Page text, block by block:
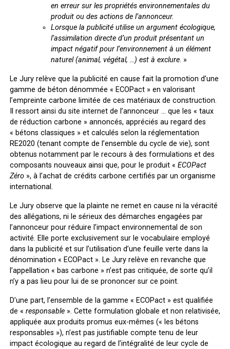
en erreur sur les propriétés environnementales du
produit ou des actions de l’annonceur.
Lorsque la publicité utilise un argument écologique,
l’assimilation directe d’un produit présentant un
impact négatif pour l’environnement à un élément
naturel (animal, végétal, …) est à exclure. »
Le Jury relève que la publicité en cause fait la promotion d’une
gamme de béton dénommée « ECOPact » en valorisant
l’empreinte carbone limitée de ces matériaux de construction.
Il ressort ainsi du site internet de l’annonceur … que les « taux
de réduction carbone » annoncés, appréciés au regard des
« bétons classiques » et calculés selon la réglementation
RE2020 (tenant compte de l’ensemble du cycle de vie), sont
obtenus notamment par le recours à des formulations et des
composants nouveaux ainsi que, pour le produit « ECOPact
Zéro», à l’achat de crédits carbone certifiés par un organisme
international.
Le Jury observe que la plainte ne remet en cause ni la véracité
des allégations, ni le sérieux des démarches engagées par
l’annonceur pour réduire l’impact environnemental de son
activité. Elle porte exclusivement sur le vocabulaire employé
dans la publicité et sur l’utilisation d’une feuille verte dans la
dénomination « ECOPact ». Le Jury relève en revanche que
l’appellation « bas carbone » n’est pas critiquée, de sorte qu’il
n’y a pas lieu pour lui de se prononcer sur ce point.
D’une part, l’ensemble de la gamme « ECOPact » est qualifiée
de « responsable». Cette formulation globale et non relativisée,
appliquée aux produits promus eux-mêmes (« les bétons
responsables »), n’est pas justifiable compte tenu de leur
impact écologique au regard de l’intégralité de leur cycle de